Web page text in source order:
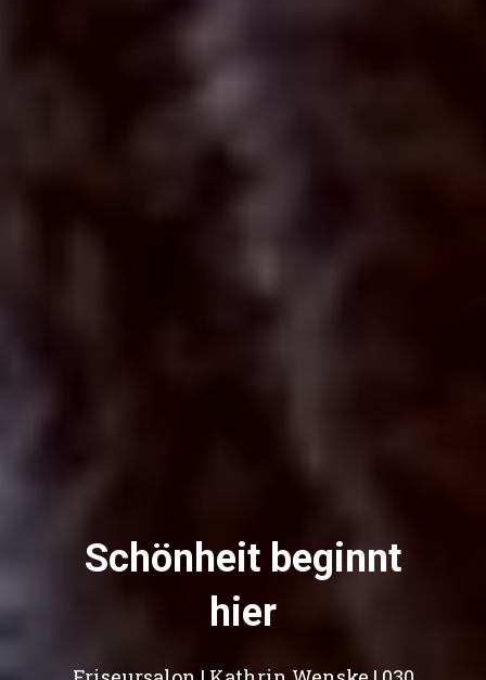
Schönheit beginnt
hier